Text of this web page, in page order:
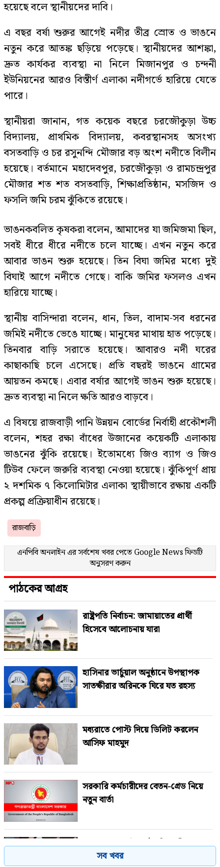
হয়েছে বলে স্থানীয়দের দাবি।
এ বছর বর্ষা শুরুর আগেই নদীর তীব্র স্রোত ও ভাঙনে
নতুন করে আতঙ্ক ছড়িয়ে পড়েছে। স্থানীয়দের আশঙ্কা,
দ্রুত কার্যকর ব্যবস্থা না নিলে মিজানপুর ও চন্দনী
ইউনিয়নের আরও বিস্তীর্ণ এলাকা নদীগর্ভে হারিয়ে যেতে
পারে।
স্থানীয়রা জানান, গত কয়েক বছরে চরজৌকুড়া উচ্চ
বিদ্যালয়, প্রাথমিক বিদ্যালয়, কবরস্থানসহ অসংখ্য
বসতবাড়ি ও চর রসুনন্দি মৌজার বড় অংশ নদীতে বিলীন
হয়েছে। বর্তমানে মহাদেবপুর, চরজৌকুড়া ও রামচন্দ্রপুর
মৌজার শত শত বসতবাড়ি, শিক্ষাপ্রতিষ্ঠান, মসজিদ ও
ফসলি জমি চরম ঝুঁকিতে রয়েছে।
ভাঙনকবলিত কৃষকরা বলেন, আমাদের যা জমিজমা ছিল,
সবই ধীরে ধীরে নদীতে চলে যাচ্ছে। এখন নতুন করে
আবার ভাঙন শুরু হয়েছে। তিন বিঘা জমির মধ্যে দুই
বিঘাই আগে নদীতে গেছে। বাকি জমির ফসলও এখন
হারিয়ে যাচ্ছে।
স্থানীয় বাসিন্দারা বলেন, ধান, তিল, বাদাম-সব ধরনের
জমিই নদীতে ভেঙে যাচ্ছে। মানুষের মাথায় হাত পড়েছে।
তিনবার বাড়ি সরাতে হয়েছে। আবারও নদী ঘরের
কাছাকাছি চলে এসেছে। প্রতি বছরই ভাঙনে গ্রামের
আয়তন কমছে। এবার বর্ষার আগেই ভাঙন শুরু হয়েছে।
দ্রুত ব্যবস্থা না নিলে ক্ষতি আরও বাড়বে।
এ বিষয়ে রাজবাড়ী পানি উন্নয়ন বোর্ডের নির্বাহী প্রকৌশলী
বলেন, শহর রক্ষা বাঁধের উজানের কয়েকটি এলাকায়
ভাঙনের ঝুঁকি রয়েছে। ইতোমধ্যে জিও ব্যাগ ও জিও
টিউব ফেলে জরুরি ব্যবস্থা নেওয়া হয়েছে। ঝুঁকিপূর্ণ প্রায়
২ দশমিক ৭ কিলোমিটার এলাকা স্থায়ীভাবে রক্ষায় একটি
প্রকল্প প্রক্রিয়াধীন রয়েছে।
রাজবাড়ি
এনপিবি অনলাইন এর সর্বশেষ খবর পেতে Google Newsফিডটি
অনুসরণ করুন
পাঠকের আগ্রহ
রাষ্ট্রপতি নির্বাচন: জামায়াতের প্রার্থী
হিসেবে আলোচনায় যারা
হাসিনার ভার্চুয়াল অনুষ্ঠানে উপস্থাপক
সাতক্ষীরার অরিনকে ঘিরে যত রহস্য
মধ্যরাতে পোস্ট দিয়ে ডিলিট করলেন
আসিফ মাহমুদ
সরকারি কর্মচারীদের বেতন-গ্রেড নিয়ে
নতুন বার্তা
জামায়াত জোটের রাষ্ট্রপতি প্রার্থী ঘোষণা
সব খবর